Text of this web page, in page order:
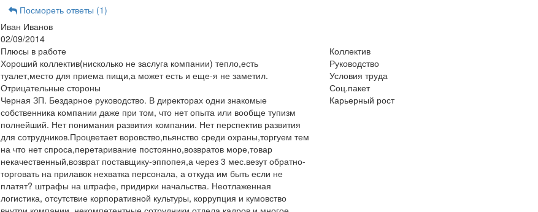
Посмореть ответы (1)
Иван Иванов
02/09/2014
Плюсы в работе
Хороший коллектив(нисколько не заслуга компании) тепло,есть
туалет,место для приема пищи,а может есть и еще-я не заметил.
Отрицательные стороны
Черная ЗП. Бездарное руководство. В директорах одни знакомые
собственника компании даже при том, что нет опыта или вообще тупизм
полнейший. Нет понимания развития компании. Нет перспектив развития
для сотрудников.Процветает воровство,пьянство среди охраны,торгуем тем
на что нет спроса,перетаривание постоянно,возвратов море,товар
некачественный,возврат поставщику-эппопея,а через 3 мес.везут обратно-
торговать на прилавок нехватка персонала, а откуда им быть если не
платят? штрафы на штрафе, придирки начальства. Неотлаженная
логистика, отсутствие корпоративной культуры, коррупция и кумовство
Коллектив
Руководство
Условия труда
Соц.пакет
Карьерный рост